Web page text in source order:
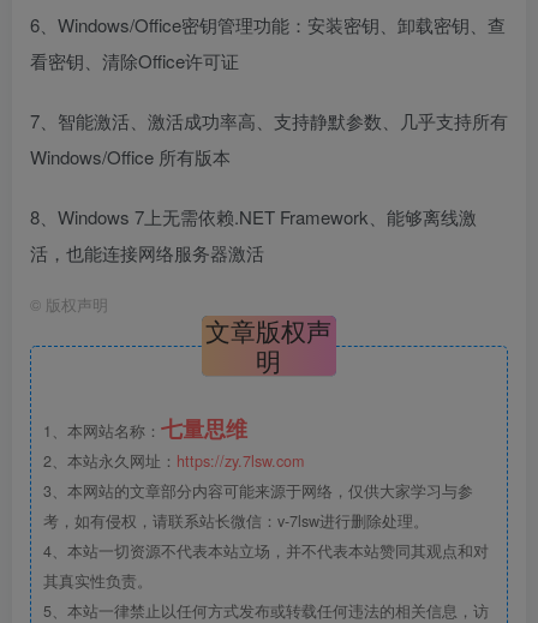
6、Windows/Office密钥管理功能：安装密钥、卸载密钥、查
看密钥、清除Office许可证
7、智能激活、激活成功率高、支持静默参数、几乎支持所有
Windows/Office 所有版本
8、Windows 7上无需依赖.NET Framework、能够离线激
活，也能连接网络服务器激活
© 版权声明
文章版权声
明
1、本网站名称： 七量思维
2、本站永久网址： https://zy.7lsw.com
3、本网站的文章部分内容可能来源于网络，仅供大家学习与参
考，如有侵权，请联系站长微信：v-7lsw进行删除处理。
4、本站一切资源不代表本站立场，并不代表本站赞同其观点和对
其真实性负责。
5、本站一律禁止以任何方式发布或转载任何违法的相关信息，访